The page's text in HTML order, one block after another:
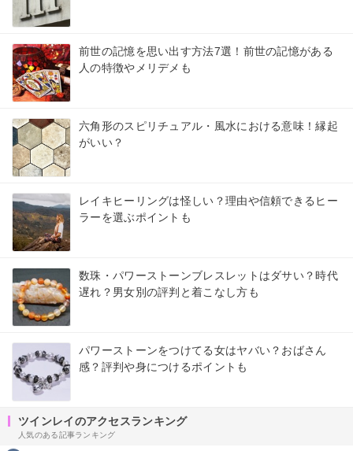
前世の記憶を思い出す方法7選！前世の記憶がある
人の特徴やメリデメも
六角形のスピリチュアル・風水における意味！縁起
がいい？
レイキヒーリングは怪しい？理由や信頼できるヒー
ラーを選ぶポイントも
数珠・パワーストーンブレスレットはダサい？時代
遅れ？男女別の評判と着こなし方も
パワーストーンをつけてる女はヤバい？おばさん
感？評判や身につけるポイントも
ツインレイのアクセスランキング
人気のある記事ランキング